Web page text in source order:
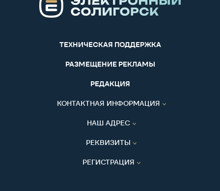
ТЕХНИЧЕСКАЯ ПОДДЕРЖКА
РАЗМЕЩЕНИЕ РЕКЛАМЫ
РЕДАКЦИЯ
КОНТАКТНАЯ ИНФОРМАЦИЯ
НАШ АДРЕС
РЕКВИЗИТЫ
РЕГИСТРАЦИЯ